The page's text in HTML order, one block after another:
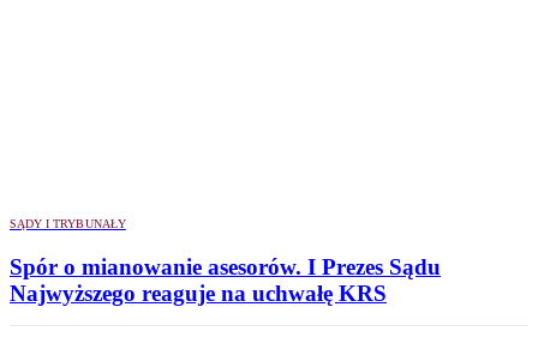
SĄDY I TRYBUNAŁY
Spór o mianowanie asesorów. I Prezes Sądu
Najwyższego reaguje na uchwałę KRS